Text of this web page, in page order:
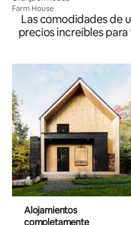
Farm House
Las comodidades de
precios increíbles
Alojamientos
completamente